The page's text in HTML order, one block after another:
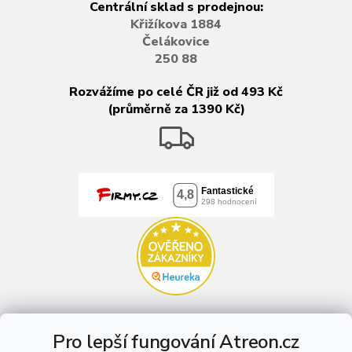
Pro lepší fungování Atreon.cz
Centrální sklad s prodejnou:
Křižíkova 1884
Čelákovice
250 88
Rozvážíme po celé ČR již od 493 Kč
(průměrně za 1390 Kč)